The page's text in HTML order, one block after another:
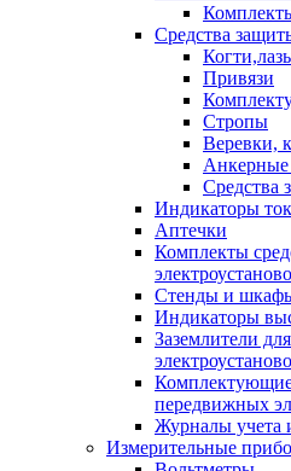
Средства
Привязи
Стропы
Веревки,
Средства
Индикаторы
Аптечки
Комплекты
Стенды и
Индикаторы
Заземлители
Комплектующие
передвижных
Журналы учета
Измерительные